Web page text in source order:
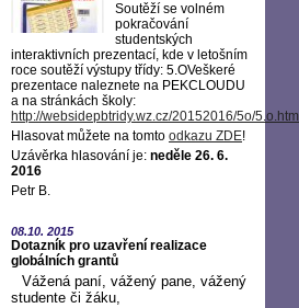
Soutěží se volném
pokračování
studentských
interaktivních prezentací, kde v letošním
roce soutěží výstupy třídy: 5.OVeškeré
prezentace naleznete na PEKCLOUDU
a na stránkách školy:
http://websidepbtridy.wz.cz/20152016/5o/5.o.htm
Hlasovat můžete na tomto odkazu ZDE!
Uzávěrka hlasování je: neděle 26. 6.
2016
Petr B.
08.10. 2015
Dotazník pro uzavření realizace
globálních grantů
Vážená paní, vážený pane, vážený
studente či žáku,